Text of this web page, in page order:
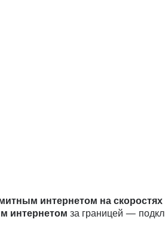
интернетом на скоростях
интернетом за границей —